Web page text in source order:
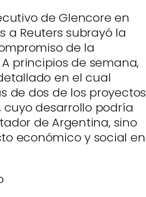
de Glencore en
a Reuters subrayó la
de la
principios de semana,
en el cual
de dos de los proyectos
desarrollo podría
de Argentina, sino
económico y social en